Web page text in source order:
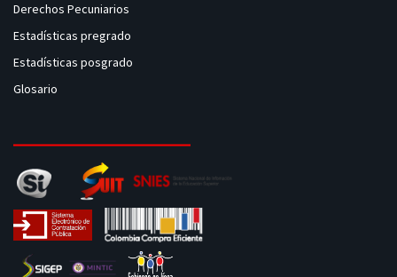
Derechos Pecuniarios
Estadísticas pregrado
Estadísticas posgrado
Glosario